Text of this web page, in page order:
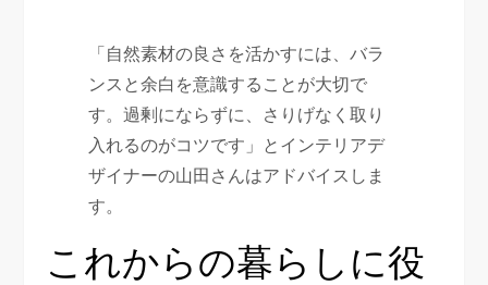
「自然素材の良さを活かすには、バラ
ンスと余白を意識することが大切で
す。過剰にならずに、さりげなく取り
入れるのがコツです」とインテリアデ
ザイナーの山田さんはアドバイスしま
す。
これからの暮らしに役